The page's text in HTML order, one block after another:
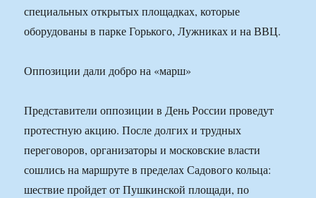
специальных открытых площадках, которые
оборудованы в парке Горького, Лужниках и на ВВЦ.
Оппозиции дали добро на «марш»
Представители оппозиции в День России проведут
протестную акцию. После долгих и трудных
переговоров, организаторы и московские власти
сошлись на маршруте в пределах Садового кольца:
шествие пройдет от Пушкинской площади, по